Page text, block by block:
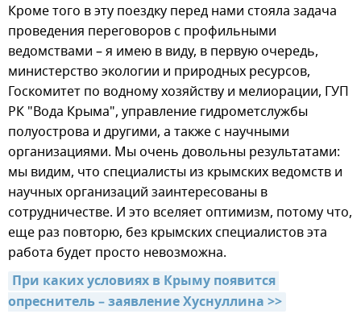
Кроме того в эту поездку перед нами стояла задача
проведения переговоров с профильными
ведомствами – я имею в виду, в первую очередь,
министерство экологии и природных ресурсов,
Госкомитет по водному хозяйству и мелиорации, ГУП
РК "Вода Крыма", управление гидрометслужбы
полуострова и другими, а также с научными
организациями. Мы очень довольны результатами:
мы видим, что специалисты из крымских ведомств и
научных организаций заинтересованы в
сотрудничестве. И это вселяет оптимизм, потому что,
еще раз повторю, без крымских специалистов эта
работа будет просто невозможна.
При каких условиях в Крыму появится
опреснитель – заявление Хуснуллина >>